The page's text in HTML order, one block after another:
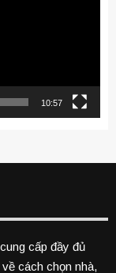
10:57
cấp đầy đủ
cách chọn nhà,